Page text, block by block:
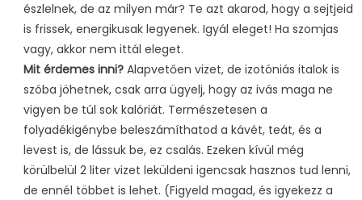
észlelnek, de az milyen már? Te azt akarod, hogy a sejtjeid
is frissek, energikusak legyenek. Igyál eleget! Ha szomjas
vagy, akkor nem ittál eleget.
Mit érdemes inni? Alapvetően vizet, de izotóniás italok is
szóba jöhetnek, csak arra ügyelj, hogy az ivás maga ne
vigyen be túl sok kalóriát. Természetesen a
folyadékigénybe beleszámíthatod a kávét, teát, és a
levest is, de lássuk be, ez csalás. Ezeken kívül még
körülbelül 2 liter vizet leküldeni igencsak hasznos tud lenni,
de ennél többet is lehet. (Figyeld magad, és igyekezz a